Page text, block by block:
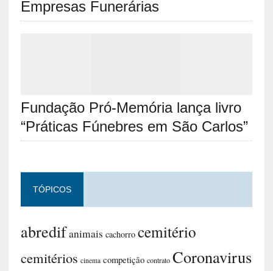
Empresas Funerárias
Fundação Pró-Memória lança livro
“Práticas Fúnebres em São Carlos”
TÓPICOS
abredifanimais cachorro cemitério
cemitérios cinema competição contrato Coronavirus